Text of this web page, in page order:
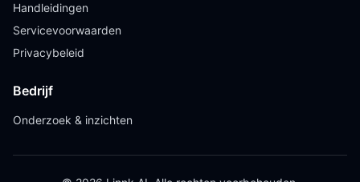
Handleidingen
Servicevoorwaarden
Privacybeleid
Bedrijf
Onderzoek & inzichten